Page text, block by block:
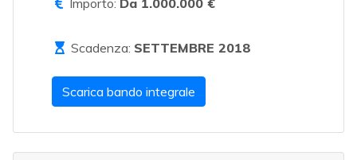
Importo: Da 1.000.000 €
Scadenza: SETTEMBRE 2018
Scarica bando integrale